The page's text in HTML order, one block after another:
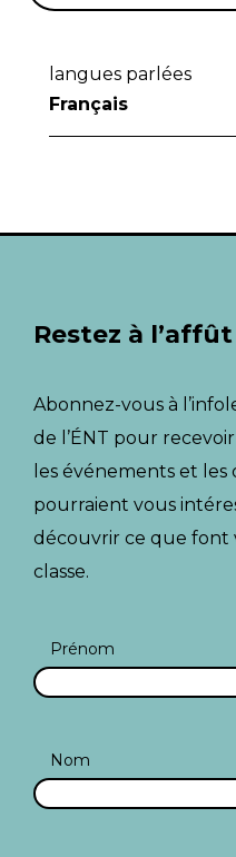
langues parlées
Français
Restez à l’affût
Abonnez-vous à
de l’ÉNT pour
les événements et
pourraient vous
découvrir ce que font
classe.
Prénom
Nom